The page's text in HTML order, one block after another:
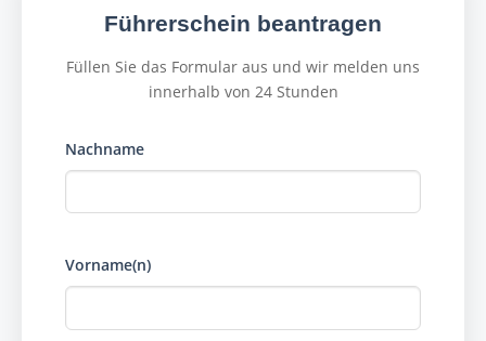
Führerschein beantragen
Füllen Sie das Formular aus und wir melden uns
innerhalb von 24 Stunden
Nachname
Vorname(n)